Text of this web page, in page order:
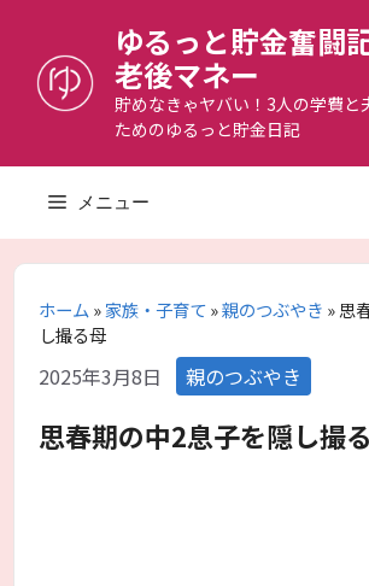
へ
ゆるっと貯金奮闘
老後マネー
貯めなきゃヤバい！3人の学費と
ためのゆるっと貯金日記
メニュー
ホーム»家族・子育て»親のつぶやき »思
し撮る母
2025年3月8日 カ
テ
ゴ
リ
親のつぶやき
思春期の中2息子を隠し撮